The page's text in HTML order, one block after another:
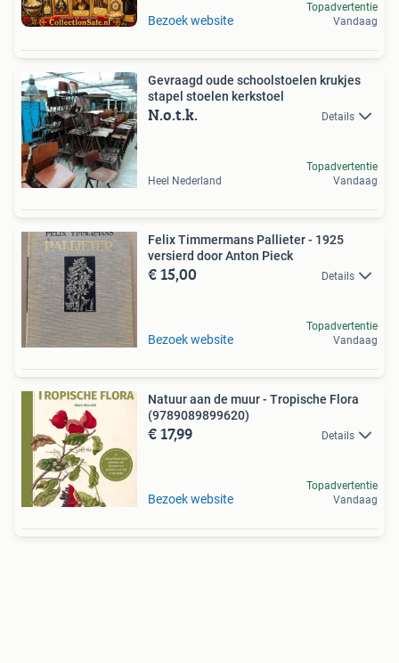
Bezoek website
Topadvertentie
Vandaag
Gevraagd oude schoolstoelen krukjes
stapel stoelen kerkstoel
N.o.t.k. Details
Heel Nederland
Topadvertentie
Vandaag
Felix Timmermans Pallieter - 1925
versierd door Anton Pieck
€ 15,00 Details
Bezoek website
Topadvertentie
Vandaag
Natuur aan de muur - Tropische Flora
(9789089899620)
€ 17,99 Details
Bezoek website
Topadvertentie
Vandaag